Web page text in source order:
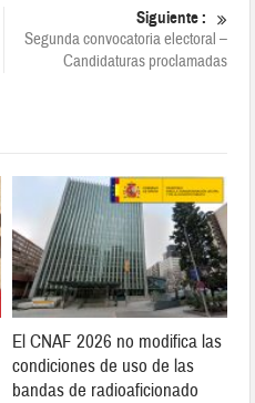
Siguiente :
Segunda convocatoria electoral –
Candidaturas proclamadas
El CNAF 2026 no modifica las
condiciones de uso de las
bandas de radioaficionado